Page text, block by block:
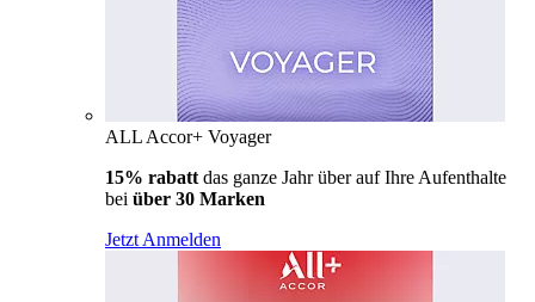
ALL Accor+ Voyager
15% rabatt das ganze Jahr über auf Ihre Aufenthalte
bei über 30 Marken
Jetzt Anmelden